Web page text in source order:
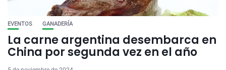
EVENTOS GANADERÍA
La carne argentina desembarca en
China por segunda vez en el año